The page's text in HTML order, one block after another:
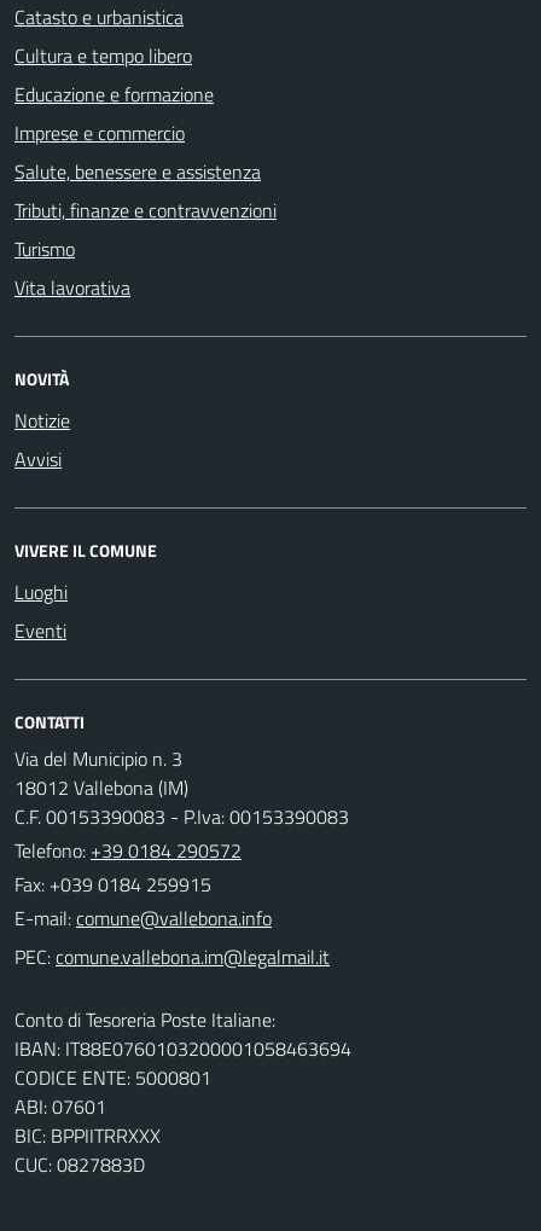
Catasto e urbanistica
Cultura e tempo libero
Educazione e formazione
Imprese e commercio
Salute, benessere e assistenza
Tributi, finanze e contravvenzioni
Turismo
Vita lavorativa
NOVITÀ
Notizie
Avvisi
VIVERE IL COMUNE
Luoghi
Eventi
CONTATTI
Via del Municipio n. 3
18012 Vallebona (IM)
C.F. 00153390083 - P.Iva: 00153390083
Telefono: +39 0184 290572
Fax: +039 0184 259915
E-mail:
PEC:
Conto di Tesoreria Poste Italiane:
IBAN: IT88E0760103200001058463694
CODICE ENTE: 5000801
ABI: 07601
BIC: BPPIITRRXXX
CUC: 0827883D